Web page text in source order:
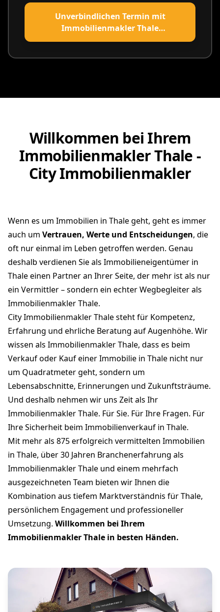
Unverbindlichen Termin mit
Immobilienmakler Thale
vereinbaren
Willkommen bei Ihrem
Immobilienmakler Thale -
City Immobilienmakler
Wenn es um Immobilien in Thale geht, geht es immer
auch um Vertrauen, Werte und Entscheidungen, die
oft nur einmal im Leben getroffen werden. Genau
deshalb verdienen Sie als Immobilieneigentümer in
Thale einen Partner an Ihrer Seite, der mehr ist als nur
ein Vermittler – sondern ein echter Wegbegleiter als
Immobilienmakler Thale.
City Immobilienmakler Thale steht für Kompetenz,
Erfahrung und ehrliche Beratung auf Augenhöhe. Wir
wissen als Immobilienmakler Thale, dass es beim
Verkauf oder Kauf einer Immobilie in Thale nicht nur
um Quadratmeter geht, sondern um
Lebensabschnitte, Erinnerungen und Zukunftsträume.
Und deshalb nehmen wir uns Zeit als Ihr
Immobilienmakler Thale. Für Sie. Für Ihre Fragen. Für
Ihre Sicherheit beim Immobilienverkauf in Thale.
Mit mehr als 875 erfolgreich vermittelten Immobilien
in Thale, über 30 Jahren Branchenerfahrung als
Immobilienmakler Thale und einem mehrfach
ausgezeichneten Team bieten wir Ihnen die
Kombination aus tiefem Marktverständnis für Thale,
persönlichem Engagement und professioneller
Umsetzung. Willkommen bei Ihrem
Immobilienmakler Thale in besten Händen.